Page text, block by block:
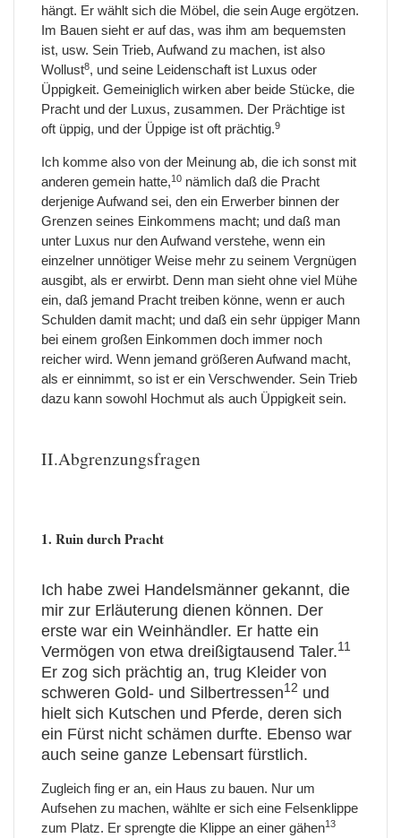
hängt. Er wählt sich die Möbel, die sein Auge ergötzen.
Im Bauen sieht er auf das, was ihm am bequemsten
ist, usw. Sein Trieb, Aufwand zu machen, ist also
Wollust8, und seine Leidenschaft ist Luxus oder
Üppigkeit. Gemeiniglich wirken aber beide Stücke, die
Pracht und der Luxus, zusammen. Der Prächtige ist
oft üppig, und der Üppige ist oft prächtig.9
Ich komme also von der Meinung ab, die ich sonst mit
anderen gemein hatte,10 nämlich daß die Pracht
derjenige Aufwand sei, den ein Erwerber binnen der
Grenzen seines Einkommens macht; und daß man
unter Luxus nur den Aufwand verstehe, wenn ein
einzelner unnötiger Weise mehr zu seinem Vergnügen
ausgibt, als er erwirbt. Denn man sieht ohne viel Mühe
ein, daß jemand Pracht treiben könne, wenn er auch
Schulden damit macht; und daß ein sehr üppiger Mann
bei einem großen Einkommen doch immer noch
reicher wird. Wenn jemand größeren Aufwand macht,
als er einnimmt, so ist er ein Verschwender. Sein Trieb
dazu kann sowohl Hochmut als auch Üppigkeit sein.
II.Abgrenzungsfragen
1. Ruin durch Pracht
Ich habe zwei Handelsmänner gekannt, die
mir zur Erläuterung dienen können. Der
erste war ein Weinhändler. Er hatte ein
Vermögen von etwa dreißigtausend Taler.11
Er zog sich prächtig an, trug Kleider von
schweren Gold- und Silbertressen12 und
hielt sich Kutschen und Pferde, deren sich
ein Fürst nicht schämen durfte. Ebenso war
auch seine ganze Lebensart fürstlich.
Zugleich fing er an, ein Haus zu bauen. Nur um
Aufsehen zu machen, wählte er sich eine Felsenklippe
zum Platz. Er sprengte die Klippe an einer gähen13